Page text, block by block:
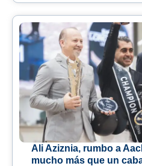
Ali Aziznia, rumbo a
mucho más que un